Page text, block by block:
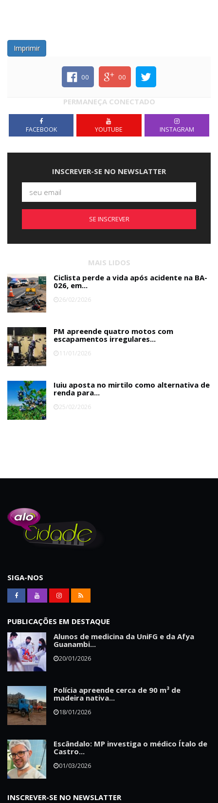
Imprimir
00 00
PERMANEÇA CONECTADO
FACEBOOK YOUTUBE INSTAGRAM
INSCREVER-SE NO NEWSLATTER
SE INSCREVER
MAIS LIDOS
Ciclista perde a vida após acidente na BA-
026, em...
26/02/2026
PM apreende quatro motos com
escapamentos irregulares...
11/01/2026
Iuiu aposta no mirtilo como alternativa de
renda para...
25/02/2026
SIGA-NOS
PUBLICAÇÕES EM DESTAQUE
Alunos de medicina da UniFG e da Afya
Guanambi...
20/01/2026
Polícia apreende cerca de 90 m³ de
madeira nativa...
18/01/2026
Escândalo: MP investiga o médico Ítalo de
Castro...
01/03/2026
INSCREVER-SE NO NEWSLATTER